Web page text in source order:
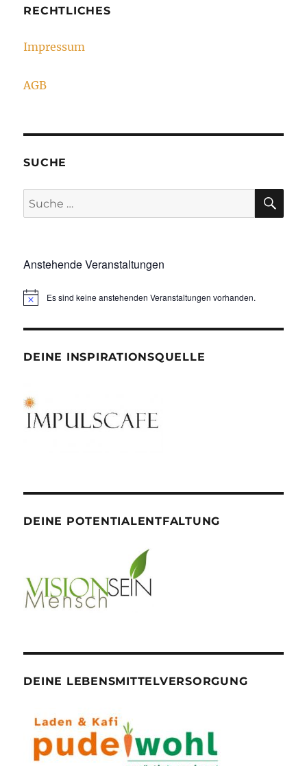
RECHTLICHES
Impressum
AGB
SUCHE
Suche
nach:
Anstehende Veranstaltungen
Es sind keine anstehenden Veranstaltungen vorhanden.
DEINE INSPIRATIONSQUELLE
DEINE POTENTIALENTFALTUNG
DEINE LEBENSMITTELVERSORGUNG